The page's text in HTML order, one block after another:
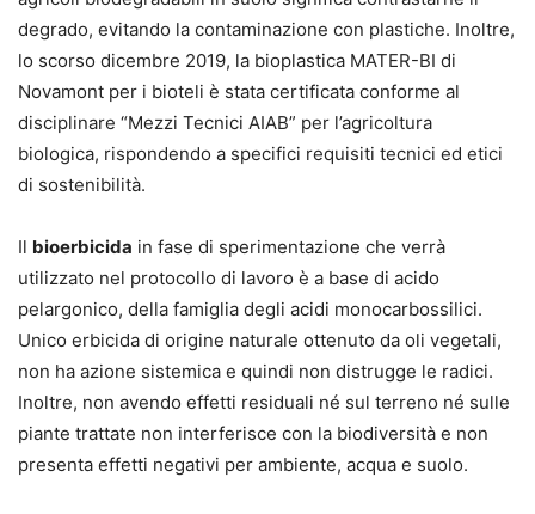
degrado, evitando la contaminazione con plastiche. Inoltre,
lo scorso dicembre 2019, la bioplastica MATER-BI di
Novamont per i bioteli è stata certificata conforme al
disciplinare “Mezzi Tecnici AIAB” per l’agricoltura
biologica, rispondendo a specifici requisiti tecnici ed etici
di sostenibilità.
Il bioerbicida in fase di sperimentazione che verrà
utilizzato nel protocollo di lavoro è a base di acido
pelargonico, della famiglia degli acidi monocarbossilici.
Unico erbicida di origine naturale ottenuto da oli vegetali,
non ha azione sistemica e quindi non distrugge le radici.
Inoltre, non avendo effetti residuali né sul terreno né sulle
piante trattate non interferisce con la biodiversità e non
presenta effetti negativi per ambiente, acqua e suolo.